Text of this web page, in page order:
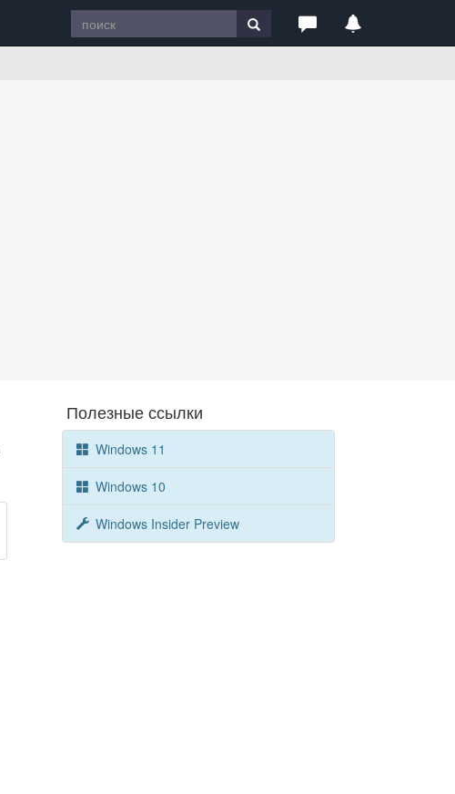
Полезные ссылки
Windows 11
Windows 10
Windows Insider Preview